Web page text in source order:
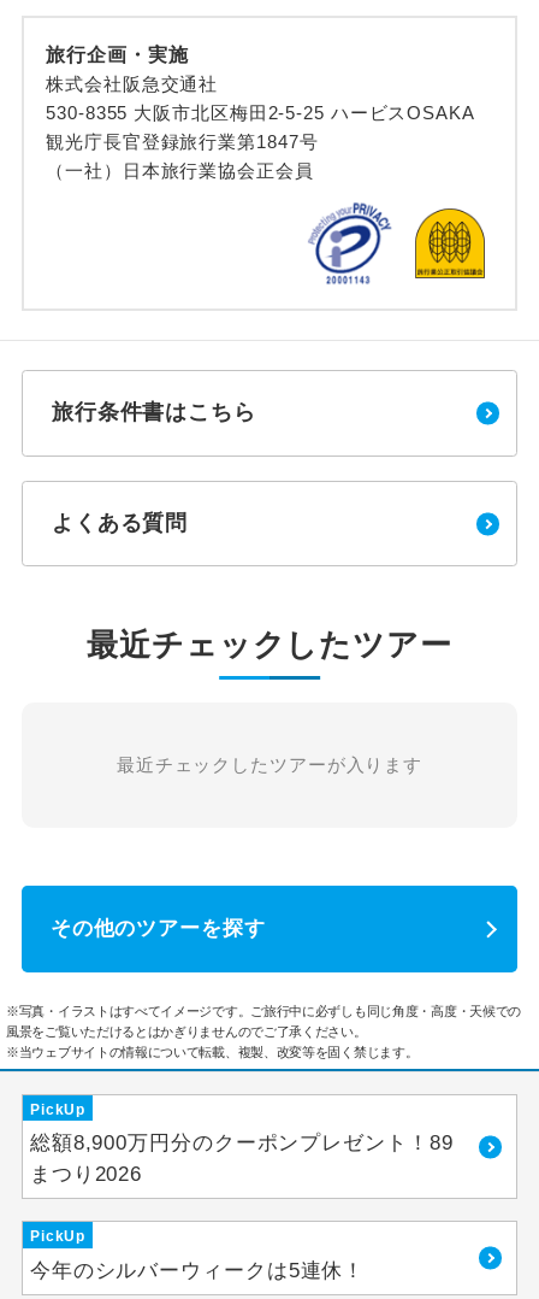
旅行企画・実施
株式会社阪急交通社
530-8355 大阪市北区梅田2-5-25 ハービスOSAKA
観光庁長官登録旅行業第1847号
（一社）日本旅行業協会正会員
旅行条件書はこちら
よくある質問
最近チェックしたツアー
最近チェックしたツアーが入ります
その他のツアーを探す
※写真・イラストはすべてイメージです。ご旅行中に必ずしも同じ角度・高度・天候での
風景をご覧いただけるとはかぎりませんのでご了承ください。
※当ウェブサイトの情報について転載、複製、改変等を固く禁じます。
PickUp
総額8,900万円分のクーポンプレゼント！89
まつり2026
PickUp
今年のシルバーウィークは5連休！